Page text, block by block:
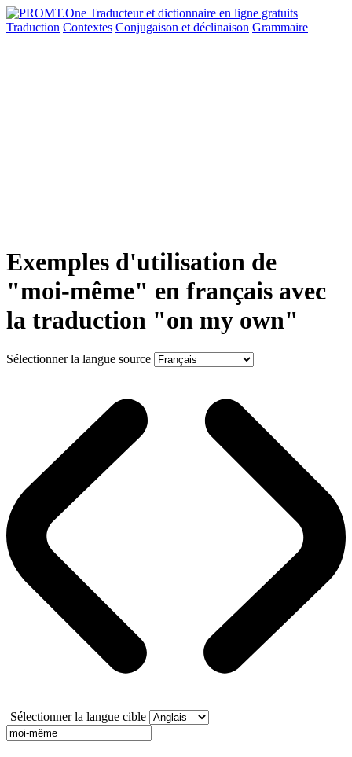
Traduction Contextes Conjugaison et déclinaison Grammaire
Exemples d'utilisation de
"moi-même" en français avec
la traduction "on my own"
Sélectionner la langue source
Sélectionner la langue cible